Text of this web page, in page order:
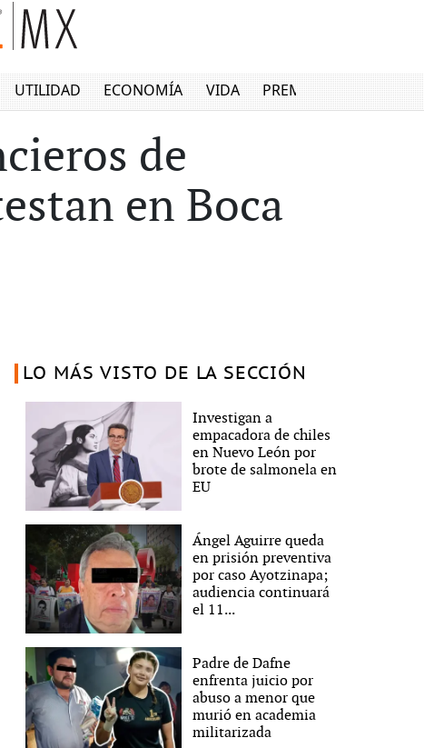
UTILIDAD ECONOMÍA VIDA PREMIUM
de
en Boca
LO MÁS VISTO DE LA SECCIÓN
Investigan a
empacadora de chiles
en Nuevo León por
brote de salmonela en
EU
Ángel Aguirre queda
en prisión preventiva
por caso Ayotzinapa;
audiencia continuará
el 11...
Padre de Dafne
enfrenta juicio por
abuso a menor que
murió en academia
militarizada